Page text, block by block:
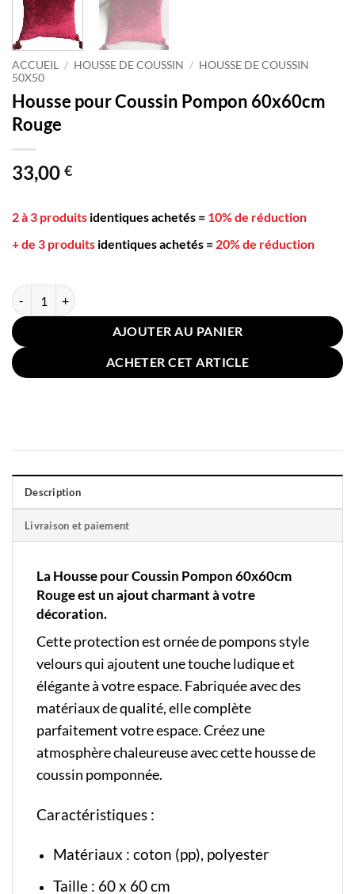
ACCUEIL / HOUSSE DE COUSSIN / HOUSSE DE COUSSIN
50X50
Housse pour Coussin Pompon 60x60cm
Rouge
33,00 €
2 à 3 produits identiques achetés = 10% de réduction
+ de 3 produits identiques achetés = 20% de réduction
quantité de Housse pour Coussin Pompon 60x60cm Rouge
AJOUTER AU PANIER
ACHETER CET ARTICLE
Description
Livraison et paiement
La Housse pour Coussin Pompon 60x60cm
Rouge est un ajout charmant à votre
décoration.
Cette protection est ornée de pompons style
velours qui ajoutent une touche ludique et
élégante à votre espace. Fabriquée avec des
matériaux de qualité, elle complète
parfaitement votre espace. Créez une
atmosphère chaleureuse avec cette housse de
coussin pomponnée.
Caractéristiques :
Matériaux : coton (pp), polyester
Taille : 60 x 60 cm